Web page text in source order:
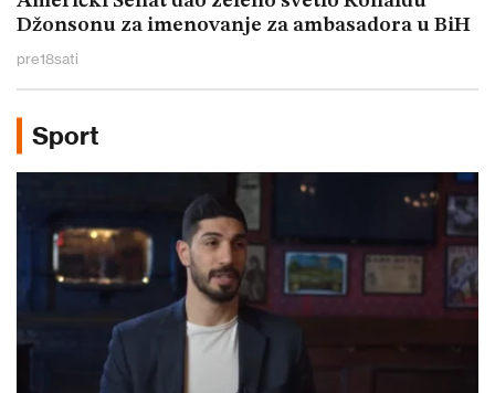
Džonsonu za imenovanje za ambasadora u BiH
pre18sati
Sport